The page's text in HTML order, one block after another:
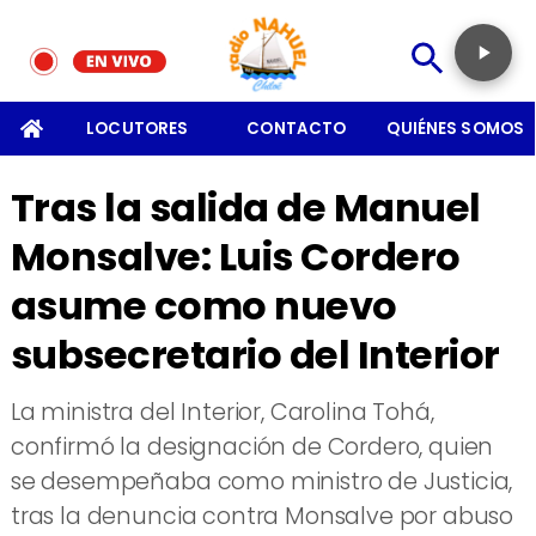
LOCUTORES CONTACTO QUIÉNES SOMOS
Tras la salida de Manuel
Monsalve: Luis Cordero
asume como nuevo
subsecretario del Interior
​La ministra del Interior, Carolina Tohá,
confirmó la designación de Cordero, quien
se desempeñaba como ministro de Justicia,
tras la denuncia contra Monsalve por abuso